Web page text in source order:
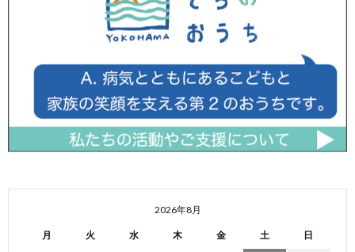
2026年8月
月 火 水 木 金 土 日